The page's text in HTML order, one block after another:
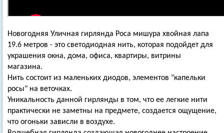
Новогодняя Уличная гирлянда Роса мишура хвойная лапа
19.6 метров - это светодиодная нить, которая подойдет для
украшения окна, дома, офиса, квартиры, витрины
магазина.
Нить состоит из маленьких диодов, элементов "капельки
росы" на веточках.
Уникальность данной гирлянды в том, что ее легкие нити
практически не заметны на предмете, создается ощущение,
что огоньки зависли в воздухе.